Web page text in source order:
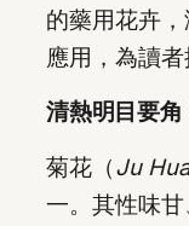
的藥用花卉
應用，為讀者
清熱明目要
菊花（Ju Hua
一。其性味